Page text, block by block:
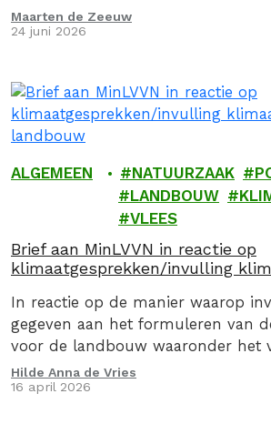
Maarten de Zeeuw
24 juni 2026
ALGEMEEN NATUURZAAK
LANDBOUW
VLEES
Brief aan MinLVVN in reactie op
klimaatgesprekken/invulling
In reactie op de manier waarop
gegeven aan het formuleren van
voor de landbouw waaronder het
via een convenant invulling aan te
we op 16 april 2026, samen met de
Hilde Anna de Vries
16 april 2026